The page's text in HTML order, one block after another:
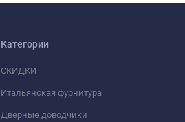
Категории
СКИДКИ
Итальянская фурнитура
Дверные доводчики